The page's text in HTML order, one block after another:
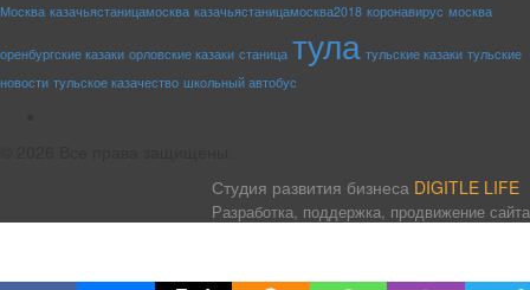
Москва казачьястаницамосква казачьястаницамосква2018 коронавирус москва
оренбургские казаки орловские казаки станица тула тульские казаки тульские
новости тульское казачество школьный автобус
Студия развития бизнеса DIGITLE LIFE
Разработка, поддержка, продвижение сайта